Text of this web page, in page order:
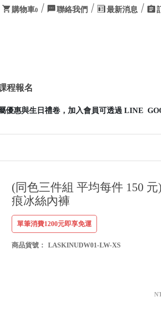
購物車0 聯絡我們 最新消息
程報名
入會員可透過 LINE GOOGLE
(同色三件組 平均每件 150
痕冰絲內褲
單筆消費1200元即享免運
商品貨號： LASKINUDW01-LW-XS